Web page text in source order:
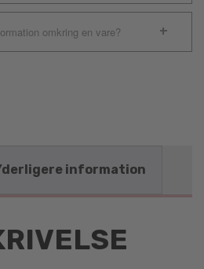
omkring en vare?
information